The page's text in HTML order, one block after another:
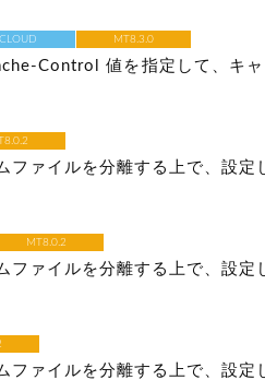
CLOUD MT8.3.0
Control 値を指定して、キ
ファイルを分離する上で、設定
MT8.0.2
ファイルを分離する上で、設定
ファイルを分離する上で、設定